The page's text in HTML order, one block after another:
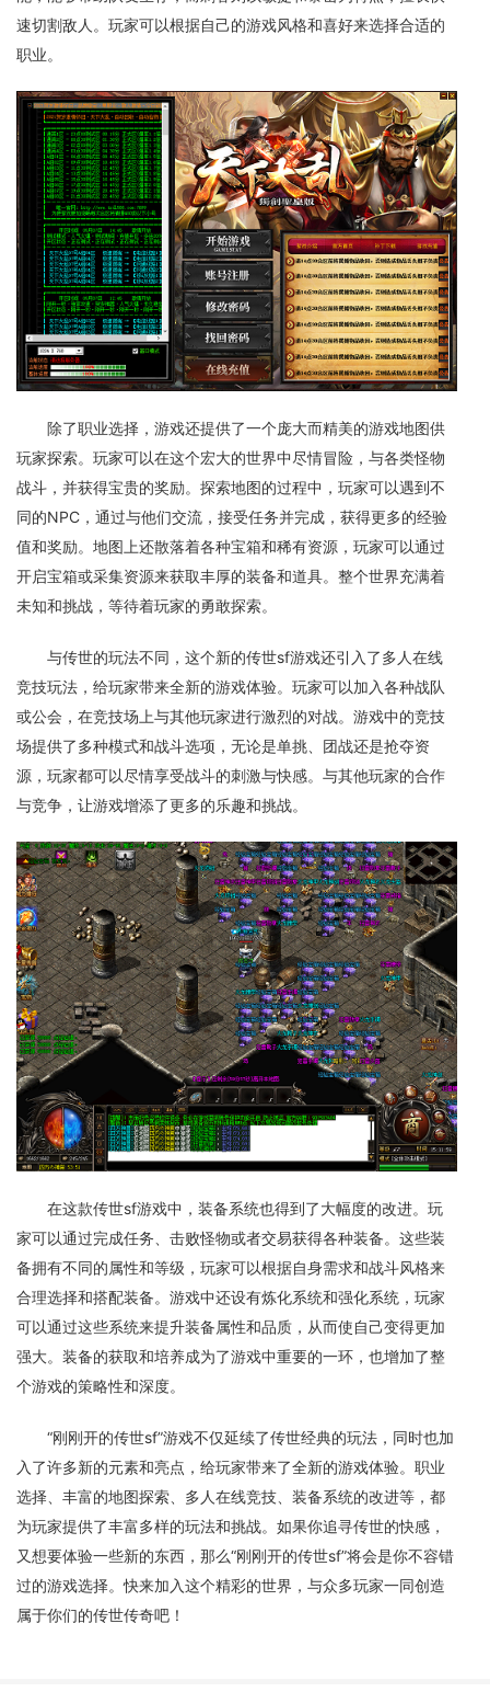
速切割敌人。玩家可以根据自己的游戏风格和喜好来选择合适的
职业。
除了职业选择，游戏还提供了一个庞大而精美的游戏地图供
玩家探索。玩家可以在这个宏大的世界中尽情冒险，与各类怪物
战斗，并获得宝贵的奖励。探索地图的过程中，玩家可以遇到不
同的NPC，通过与他们交流，接受任务并完成，获得更多的经验
值和奖励。地图上还散落着各种宝箱和稀有资源，玩家可以通过
开启宝箱或采集资源来获取丰厚的装备和道具。整个世界充满着
未知和挑战，等待着玩家的勇敢探索。
与传世的玩法不同，这个新的传世sf游戏还引入了多人在线
竞技玩法，给玩家带来全新的游戏体验。玩家可以加入各种战队
或公会，在竞技场上与其他玩家进行激烈的对战。游戏中的竞技
场提供了多种模式和战斗选项，无论是单挑、团战还是抢夺资
源，玩家都可以尽情享受战斗的刺激与快感。与其他玩家的合作
与竞争，让游戏增添了更多的乐趣和挑战。
在这款传世sf游戏中，装备系统也得到了大幅度的改进。玩
家可以通过完成任务、击败怪物或者交易获得各种装备。这些装
备拥有不同的属性和等级，玩家可以根据自身需求和战斗风格来
合理选择和搭配装备。游戏中还设有炼化系统和强化系统，玩家
可以通过这些系统来提升装备属性和品质，从而使自己变得更加
强大。装备的获取和培养成为了游戏中重要的一环，也增加了整
个游戏的策略性和深度。
“刚刚开的传世sf”游戏不仅延续了传世经典的玩法，同时也加
入了许多新的元素和亮点，给玩家带来了全新的游戏体验。职业
选择、丰富的地图探索、多人在线竞技、装备系统的改进等，都
为玩家提供了丰富多样的玩法和挑战。如果你追寻传世的快感，
又想要体验一些新的东西，那么“刚刚开的传世sf”将会是你不容错
过的游戏选择。快来加入这个精彩的世界，与众多玩家一同创造
属于你们的传世传奇吧！